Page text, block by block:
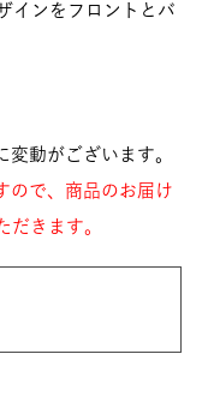
インをフロントとバ
動がございます。
ので、商品のお届け
だきます。